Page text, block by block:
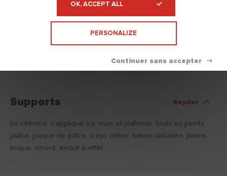
Télécharger
Supports Replier
En intérieur, s’applique sur murs et plafonds, bruts ou peints,
plâtre, plaque de plâtre, crépi, béton, béton cellulaire, pierre,
brique, ciment, enduit à effet.
OK, ACCEPT ALL
PERSONALIZE